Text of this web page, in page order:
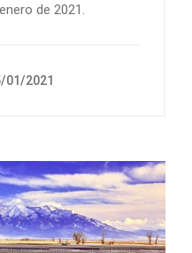
de 2021.
01/2021